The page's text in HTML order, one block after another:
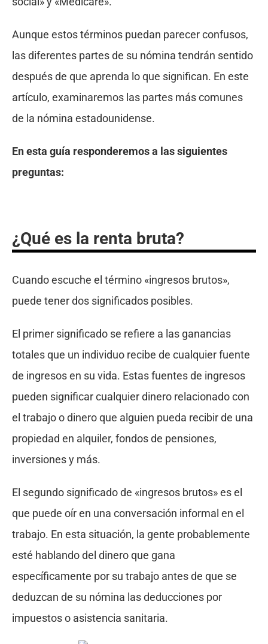
Aunque estos términos puedan parecer confusos,
las diferentes partes de su nómina tendrán sentido
después de que aprenda lo que significan. En este
artículo, examinaremos las partes más comunes
de la nómina estadounidense.
En esta guía responderemos a las siguientes
preguntas:
¿Qué es la renta bruta?
Cuando escuche el término «ingresos brutos»,
puede tener dos significados posibles.
El primer significado se refiere a las ganancias
totales que un individuo recibe de cualquier fuente
de ingresos en su vida. Estas fuentes de ingresos
pueden significar cualquier dinero relacionado con
el trabajo o dinero que alguien pueda recibir de una
propiedad en alquiler, fondos de pensiones,
inversiones y más.
El segundo significado de «ingresos brutos» es el
que puede oír en una conversación informal en el
trabajo. En esta situación, la gente probablemente
esté hablando del dinero que gana
específicamente por su trabajo antes de que se
deduzcan de su nómina las deducciones por
impuestos o asistencia sanitaria.